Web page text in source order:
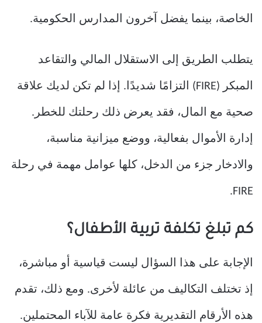
الخاصة، بينما يفضل آخرون المدارس الحكومية.
يتطلب الطريق إلى الاستقلال المالي والتقاعد
المبكر (FIRE) التزامًا شديدًا. إذا لم تكن لديك علاقة
صحية مع المال، فقد يعرض ذلك رحلتك للخطر.
إدارة الأموال بفعالية، ووضع ميزانية مناسبة،
والادخار جزء من الدخل، كلها عوامل مهمة في رحلة
FIRE.
كم تبلغ تكلفة تربية الأطفال؟
الإجابة على هذا السؤال ليست قياسية أو مباشرة،
إذ تختلف التكاليف من عائلة لأخرى. ومع ذلك، تقدم
هذه الأرقام التقديرية فكرة عامة للآباء المحتملين.